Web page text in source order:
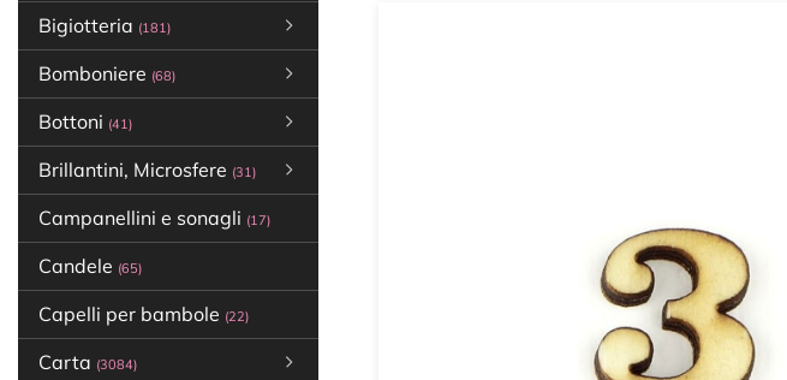
Bigiotteria (181)
Bomboniere (68)
Bottoni (41)
Brillantini, Microsfere (31)
Campanellini e sonagli (17)
Candele (65)
Capelli per bambole (22)
Carta (3084)